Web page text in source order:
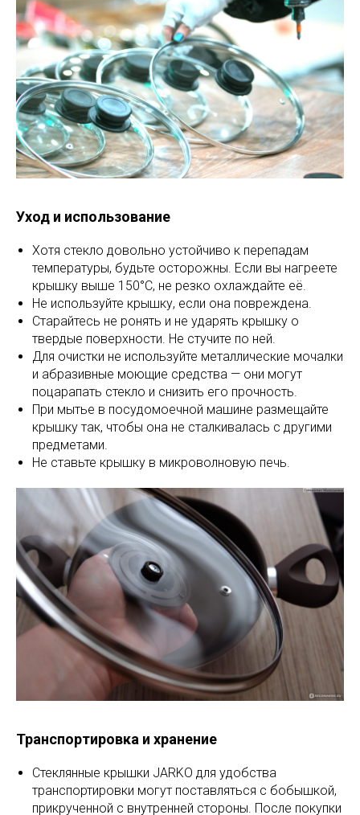
Уход и использование
Хотя стекло довольно устойчиво к перепадам
температуры, будьте осторожны. Если вы нагреете
крышку выше 150°C, не резко охлаждайте её.
Не используйте крышку, если она повреждена.
Старайтесь не ронять и не ударять крышку о
твердые поверхности. Не стучите по ней.
Для очистки не используйте металлические мочалки
и абразивные моющие средства — они могут
поцарапать стекло и снизить его прочность.
При мытье в посудомоечной машине размещайте
крышку так, чтобы она не сталкивалась с другими
предметами.
Не ставьте крышку в микроволновую печь.
Транспортировка и хранение
Стеклянные крышки JARKO для удобства
транспортировки могут поставляться с бобышкой,
прикрученной с внутренней стороны. После покупки